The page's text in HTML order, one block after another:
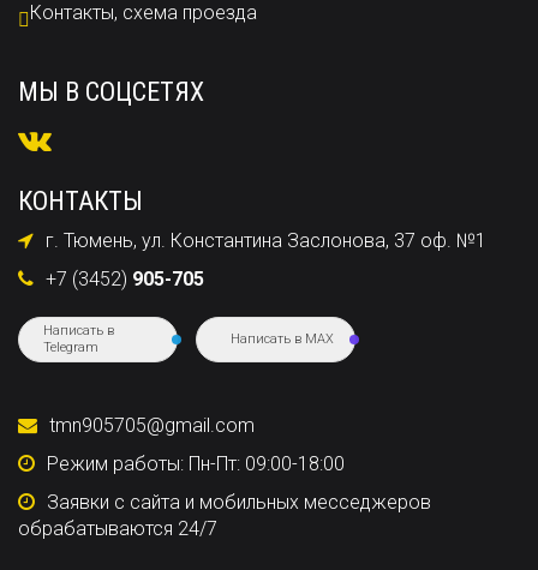
Контакты, схема проезда
МЫ В СОЦСЕТЯХ
КОНТАКТЫ
г. Тюмень, ул. Константина Заслонова, 37 оф. №1
+7 (3452) 905-705
Написать в
Telegram
Написать в MAX
tmn905705@gmail.com
Режим работы: Пн-Пт: 09:00-18:00
Заявки с сайта и мобильных месседжеров
обрабатываются 24/7